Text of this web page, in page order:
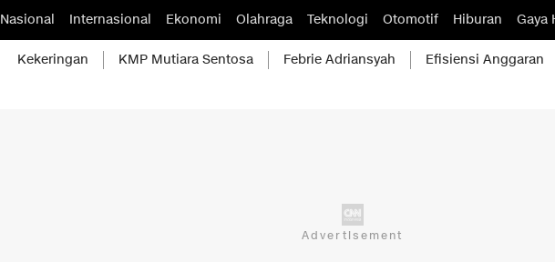
Nasional Internasional Ekonomi Olahraga Teknologi Otomotif Hiburan Gaya
Kekeringan KMP Mutiara Sentosa Febrie Adriansyah Efisiensi Anggaran